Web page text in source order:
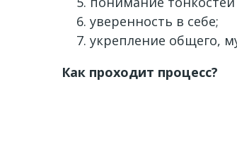
уверенность в себе;
укрепление общего,
Как проходит процесс?